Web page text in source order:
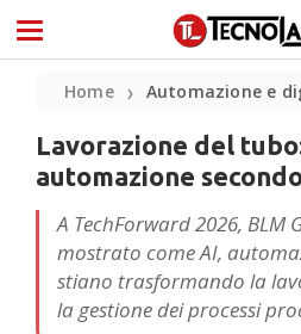
Home ❯ Automazione e
Lavorazione del
automazione
A TechForward 2026, BLM
mostrato come AI,
stiano trasformando la
la gestione dei processi